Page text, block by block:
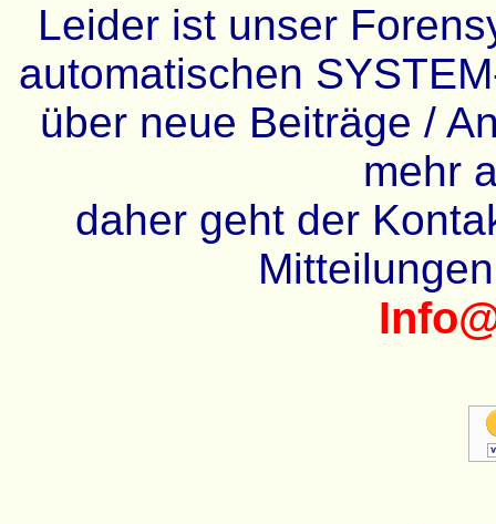
Leider ist unser
automatischen
über neue Beiträge /
mehr
daher geht der